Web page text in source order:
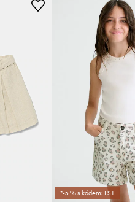
*-5 % s kódem: LST